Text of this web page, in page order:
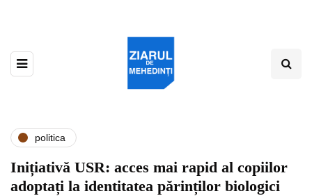
politica
Inițiativă USR: acces mai rapid al copiilor
adoptați la identitatea părinților biologici